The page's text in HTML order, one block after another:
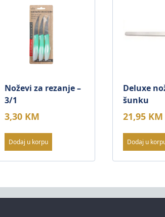
Noževi za rezanje –
3/1
3,30 KM
Dodaj u korpu
Deluxe
šunku
21,95 KM
Dodaj u